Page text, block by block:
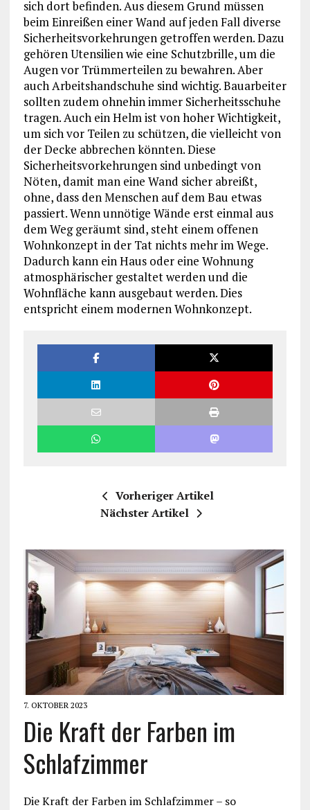
sich dort befinden. Aus diesem Grund müssen
beim Einreißen einer Wand auf jeden Fall diverse
Sicherheitsvorkehrungen getroffen werden. Dazu
gehören Utensilien wie eine Schutzbrille, um die
Augen vor Trümmerteilen zu bewahren. Aber
auch Arbeitshandschuhe sind wichtig. Bauarbeiter
sollten zudem ohnehin immer Sicherheitsschuhe
tragen. Auch ein Helm ist von hoher Wichtigkeit,
um sich vor Teilen zu schützen, die vielleicht von
der Decke abbrechen könnten. Diese
Sicherheitsvorkehrungen sind unbedingt von
Nöten, damit man eine Wand sicher abreißt,
ohne, dass den Menschen auf dem Bau etwas
passiert. Wenn unnötige Wände erst einmal aus
dem Weg geräumt sind, steht einem offenen
Wohnkonzept in der Tat nichts mehr im Wege.
Dadurch kann ein Haus oder eine Wohnung
atmosphärischer gestaltet werden und die
Wohnfläche kann ausgebaut werden. Dies
entspricht einem modernen Wohnkonzept.
Vorheriger Artikel
Nächster Artikel
7. OKTOBER 2023
Die Kraft der Farben im
Schlafzimmer
Die Kraft der Farben im Schlafzimmer – so